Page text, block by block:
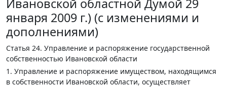
Ивановской областной Думой 29
января 2009 г.) (с изменениями и
дополнениями)
Статья 24. Управление и распоряжение государственной
собственностью Ивановской области
1. Управление и распоряжение имуществом, находящимся
в собственности Ивановской области, осуществляет